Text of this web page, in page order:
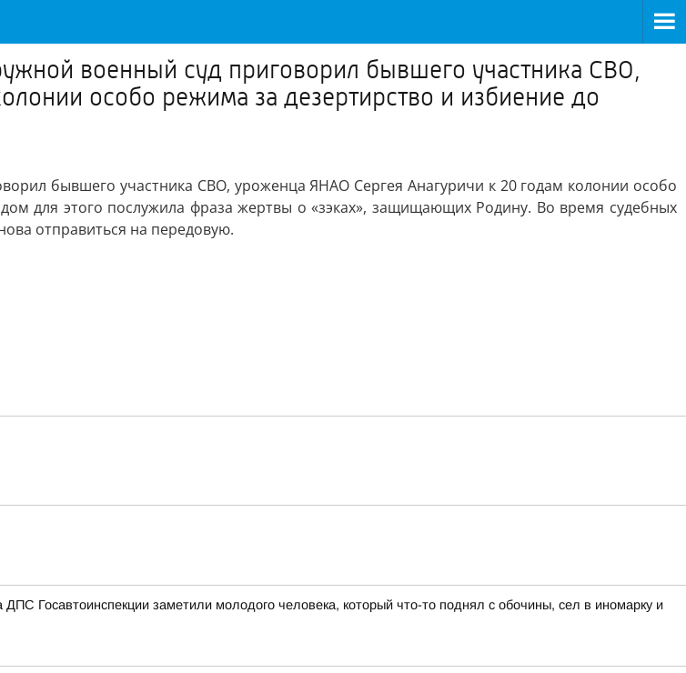
военный суд приговорил бывшего участника СВО,
особо режима за дезертирство и избиение до
бывшего участника СВО, уроженца ЯНАО Сергея Анагуричи к 20 годам колонии особо
для этого послужила фраза жертвы о «зэках», защищающих Родину. Во время судебных
отправиться на передовую.
Госавтоинспекции заметили молодого человека, который что-то поднял с обочины, сел в иномарку и